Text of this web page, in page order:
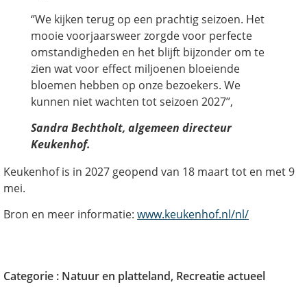
‘’We kijken terug op een prachtig seizoen. Het
mooie voorjaarsweer zorgde voor perfecte
omstandigheden en het blijft bijzonder om te
zien wat voor effect miljoenen bloeiende
bloemen hebben op onze bezoekers. We
kunnen niet wachten tot seizoen 2027’’,
Sandra Bechtholt, algemeen directeur
Keukenhof.
Keukenhof is in 2027 geopend van 18 maart tot en met 9
mei.
Bron en meer informatie: www.keukenhof.nl/nl/
Categorie : Natuur en platteland, Recreatie actueel